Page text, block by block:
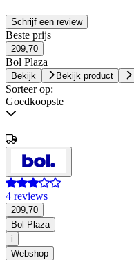
Schrijf een review
Beste prijs
209,70
Bol Plaza
Bekijk Bekijk product
Sorteer op:
Goedkoopste
4 reviews
209,70
Bol Plaza
i
Webshop